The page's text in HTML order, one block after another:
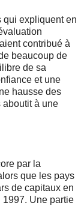
qui expliquent en
contribué à
beaucoup de
de sa
et une
hausse des
aboutit à une
par la
que les pays
de capitaux en
1997. Une partie